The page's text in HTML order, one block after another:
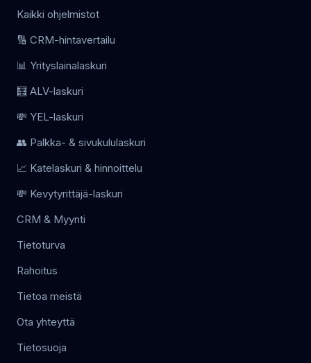
Kaikki ohjelmistot
🔢 CRM-hintavertailu
📊 Yrityslainalaskuri
🧮 ALV-laskuri
💸 YEL-laskuri
👥 Palkka- & sivukululaskuri
📈 Katelaskuri & hinnoittelu
💸 Kevytyrittäjä-laskuri
CRM & Myynti
Tietoturva
Rahoitus
Tietoa meistä
Ota yhteyttä
Tietosuoja